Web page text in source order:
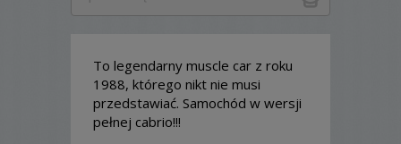
To legendarny muscle car z roku
1988, którego nikt nie musi
przedstawiać. Samochód w wersji
pełnej cabrio!!!